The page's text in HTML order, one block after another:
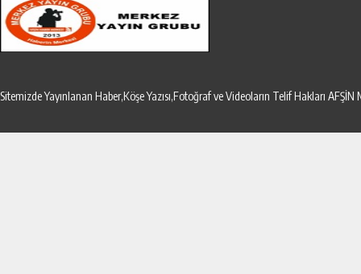
Sitemizde Yayınlanan Haber,Köşe Yazısı,Fotoğraf ve Videoların Telif Hakları